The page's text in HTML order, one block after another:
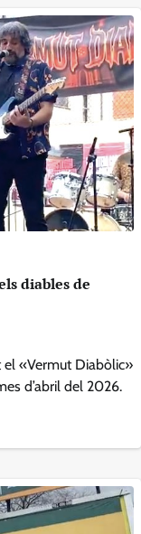
diables de
«Vermut Diabòlic»
d’abril del 2026.